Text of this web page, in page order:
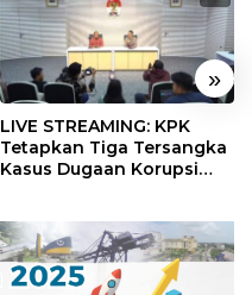
»
LIVE STREAMING: KPK
Tetapkan Tiga Tersangka
Kasus Dugaan Korupsi